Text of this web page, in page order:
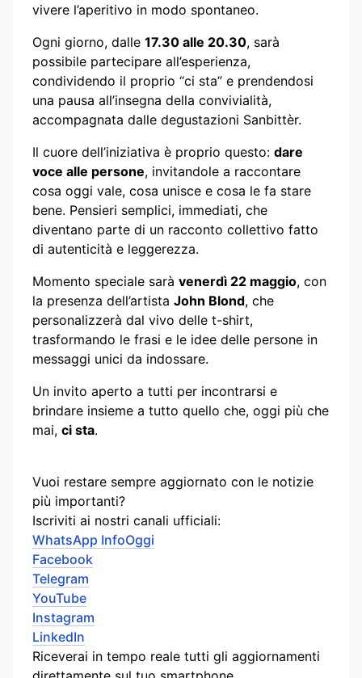
vivere l’aperitivo in modo spontaneo.
Ogni giorno, dalle 17.30 alle 20.30, sarà
possibile partecipare all’esperienza,
condividendo il proprio “ci sta” e prendendosi
una pausa all’insegna della convivialità,
accompagnata dalle degustazioni Sanbittèr.
Il cuore dell’iniziativa è proprio questo: dare
voce alle persone, invitandole a raccontare
cosa oggi vale, cosa unisce e cosa le fa stare
bene. Pensieri semplici, immediati, che
diventano parte di un racconto collettivo fatto
di autenticità e leggerezza.
Momento speciale sarà venerdì 22 maggio, con
la presenza dell’artista John Blond, che
personalizzerà dal vivo delle t-shirt,
trasformando le frasi e le idee delle persone in
messaggi unici da indossare.
Un invito aperto a tutti per incontrarsi e
brindare insieme a tutto quello che, oggi più che
mai, ci sta.
Vuoi restare sempre aggiornato con le notizie
più importanti?
Iscriviti ai nostri canali ufficiali:
WhatsApp InfoOggi
Facebook
Telegram
YouTube
Instagram
LinkedIn
Riceverai in tempo reale tutti gli aggiornamenti